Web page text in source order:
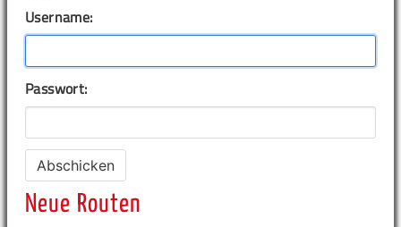
Username:
Passwort:
Neue Routen